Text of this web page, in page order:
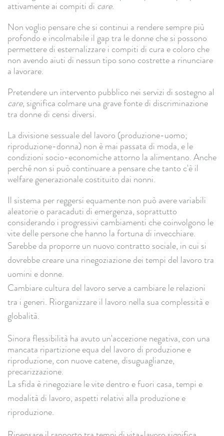
attivamente ai compiti di care.
Non voglio pensare che si continui a rendere sempre più
profondo e incolmabile il gap tra le donne che si possono
permettere di esternalizzare i compiti di cura e coloro che
non avendo aiuti di nessun tipo sono costrette a rinunciare
a lavorare.
Pretendere un intervento pubblico nei servizi di sostegno al
care, significa colmare una grave fonte di discriminazione
tra donne di censi diversi.
La divisione sessuale del lavoro (produzione-uomo;
riproduzione-donna) non è mai passata di moda, e le
condizioni socio-economiche attorno la alimentano. Anche
perché non si può continuare a pensare che tanto c'è il
welfare generazionale costituito dai nonni.
Il sistema per reggersi equamente non può avere variabili
aleatorie o paracaduti di emergenza, soprattutto
considerando i progressivi cambiamenti che coinvolgono le
vite delle persone che hanno la fortuna di invecchiare.
Sarebbe da proporre un nuovo contratto sociale, in cui si
dovrebbe creare una rinegoziazione dei tempi del lavoro tra
uomini e donne.
Cambiare cultura del lavoro serve a cambiare le relazioni
tra i generi. Riorganizzare il lavoro nella sua complessità e
globalità.
Sinora flessibilità ha avuto un'accezione negativa, con una
mancata ripartizione equa del lavoro di produzione e
riproduzione, con nuove catene, disuguaglianze,
precarizzazione.
La sfida è rinegoziare le vite dentro e fuori casa, tempi e
modalità di lavoro, aspetti relativi alla produzione e
riproduzione.